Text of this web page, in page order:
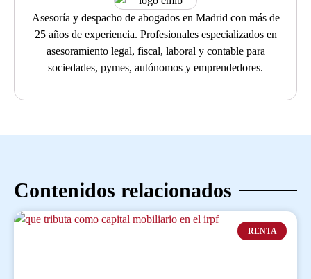
Asesoría y despacho de abogados en Madrid con más de
25 años de experiencia. Profesionales especializados en
asesoramiento legal, fiscal, laboral y contable para
sociedades, pymes, autónomos y emprendedores.
Contenidos relacionados
RENTA